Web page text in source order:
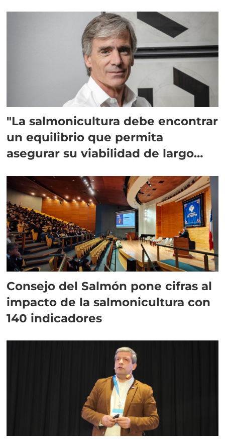
"La salmonicultura debe encontrar
un equilibrio que permita
asegurar su viabilidad de largo
Consejo del Salmón pone cifras al
impacto de la salmonicultura con
140 indicadores